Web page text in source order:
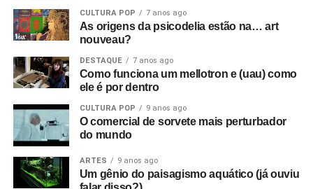
CULTURA POP 7 anos ago
As origens da psicodelia estão na… art
nouveau?
DESTAQUE 7 anos ago
Como funciona um mellotron e (uau) como
ele é por dentro
CULTURA POP 9 anos ago
O comercial de sorvete mais perturbador
do mundo
ARTES 9 anos ago
Um gênio do paisagismo aquático (já ouviu